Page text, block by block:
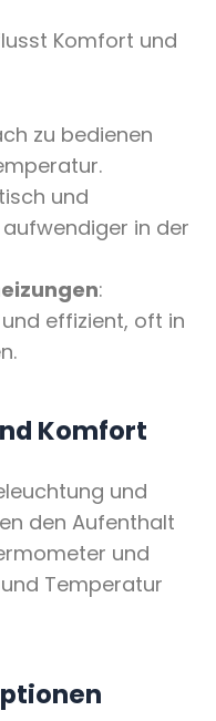
Komfort und
zu bedienen
und
in der
:
effizient, oft in
Komfort
und
den Aufenthalt
und
Temperatur